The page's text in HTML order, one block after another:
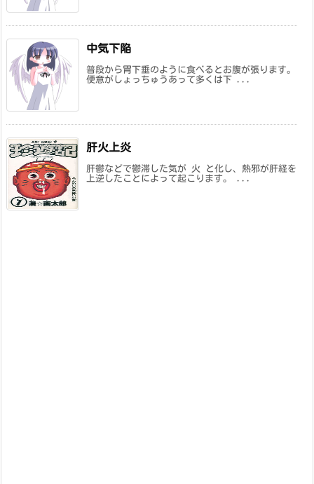
中気下陥
普段から胃下垂のように食べるとお腹が張ります。
便意がしょっちゅうあって多くは下 ...
肝火上炎
肝鬱などで鬱滞した気が 火 と化し、熱邪が肝経を
上逆したことによって起こります。 ...